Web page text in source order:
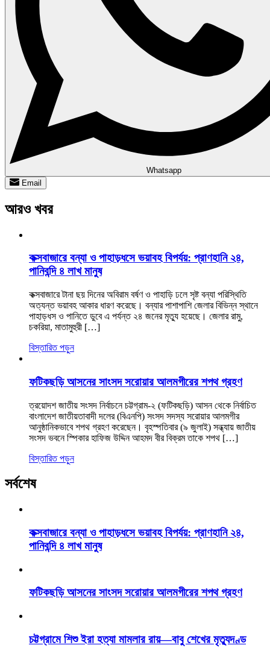
Whatsapp
Email
আরও খবর
কক্সবাজারে বন্যা ও পাহাড়ধসে ভয়াবহ বিপর্যয়: প্রাণহানি ২৪,
পানিবন্দি ৪ লাখ মানুষ
কক্সবাজারে টানা ছয় দিনের অবিরাম বর্ষণ ও পাহাড়ি ঢলে সৃষ্ট বন্যা পরিস্থিতি
অত্যন্ত ভয়াবহ আকার ধারণ করেছে। বন্যার পাশাপাশি জেলার বিভিন্ন স্থানে
পাহাড়ধস ও পানিতে ডুবে এ পর্যন্ত ২৪ জনের মৃত্যু হয়েছে। জেলার রামু,
চকরিয়া, মাতামুহুরী […]
বিস্তারিত পড়ুন
ফটিকছড়ি আসনের সাংসদ সরোয়ার আলমগীরের শপথ গ্রহণ
ত্রয়োদশ জাতীয় সংসদ নির্বাচনে চট্টগ্রাম-২ (ফটিকছড়ি) আসন থেকে নির্বাচিত
বাংলাদেশ জাতীয়তাবাদী দলের (বিএনপি) সংসদ সদস্য সরোয়ার আলমগীর
আনুষ্ঠানিকভাবে শপথ গ্রহণ করেছেন। বৃহস্পতিবার (৯ জুলাই) সন্ধ্যায় জাতীয়
সংসদ ভবনে স্পিকার হাফিজ উদ্দিন আহমদ বীর বিক্রম তাকে শপথ […]
বিস্তারিত পড়ুন
সর্বশেষ
কক্সবাজারে বন্যা ও পাহাড়ধসে ভয়াবহ বিপর্যয়: প্রাণহানি ২৪,
পানিবন্দি ৪ লাখ মানুষ
ফটিকছড়ি আসনের সাংসদ সরোয়ার আলমগীরের শপথ গ্রহণ
চট্টগ্রামে শিশু ইরা হত্যা মামলার রায়—বাবু শেখের মৃত্যুদণ্ড